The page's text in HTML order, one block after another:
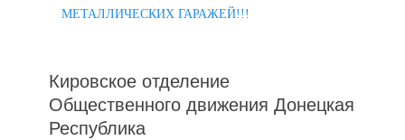
МЕТАЛЛИЧЕСКИХ ГАРАЖЕЙ!!!
Кировское отделение
Общественного движения Донецкая
Республика